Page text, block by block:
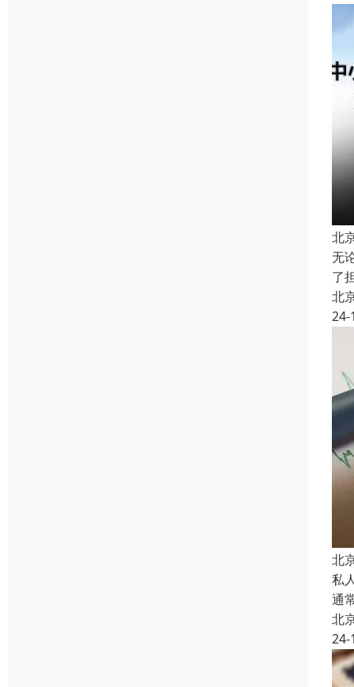
北
无
了
北
24-
北
私
通
北
24-